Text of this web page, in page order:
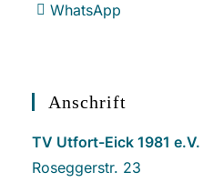
WhatsApp
Anschrift
TV Utfort-Eick 1981 e.V.
Roseggerstr. 23